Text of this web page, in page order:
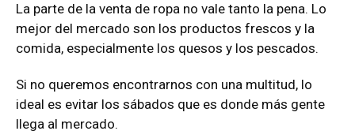
La parte de la venta de ropa no vale tanto la pena. Lo
mejor del mercado son los productos frescos y la
comida, especialmente los quesos y los pescados.
Si no queremos encontrarnos con una multitud, lo
ideal es evitar los sábados que es donde más gente
llega al mercado.